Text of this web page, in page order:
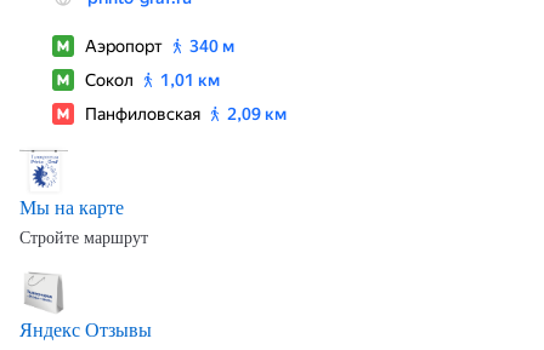
Мы на карте
Стройте маршрут
Яндекс Отзывы